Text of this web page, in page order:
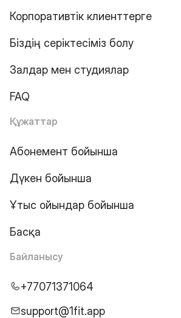
Корпоративтік клиенттерге
Біздің серіктесіміз болу
Залдар мен студиялар
FAQ
Құжаттар
Абонемент бойынша
Дүкен бойынша
Ұтыс ойындар бойынша
Басқа
Байланысу
+77071371064
support@1fit.app